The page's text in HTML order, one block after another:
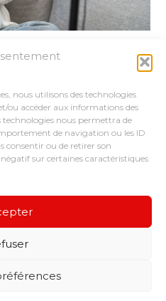
nous utilisons des technologies
ou accéder aux informations des
technologies nous permettra de
de navigation ou les ID
consentir ou de retirer son
sur certaines caractéristiques
RECRUTEMENT
MENTIONS LÉGALES